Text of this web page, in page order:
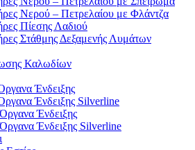
Νερού – Πετρελαίου με Φλάντζα
Πίεσης Λαδιού
Στάθμης Δεξαμενής Λυμάτων
Καλωδίων
Ένδειξης
Ένδειξης Silverline
Ένδειξης
Ένδειξης Silverline